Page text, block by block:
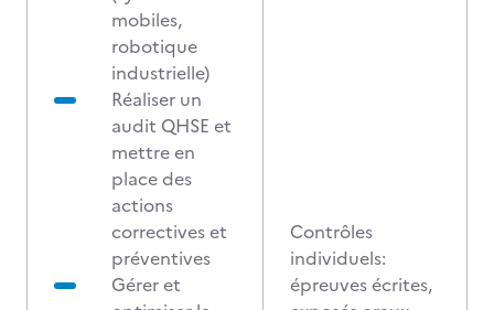
mobiles,
robotique
industrielle)
Réaliser un
audit QHSE et
mettre en
place des
actions
correctives et
préventives
Gérer et
Contrôles
individuels:
épreuves écrites,